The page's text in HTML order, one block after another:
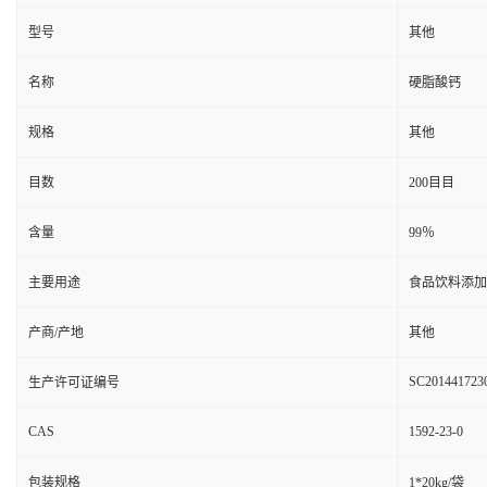
型号 其他
名称 硬脂酸钙
规格 其他
目数 200目目
含量 99％
主要用途 食品饮料添加
产商/产地 其他
生产许可证编号
CAS 1592-23-0
包装规格 1*20kg/袋